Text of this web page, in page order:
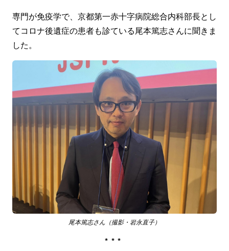
専門が免疫学で、京都第一赤十字病院総合内科部長とし
てコロナ後遺症の患者も診ている尾本篤志さんに聞きま
した。
尾本篤志さん（撮影・岩永直子）
***